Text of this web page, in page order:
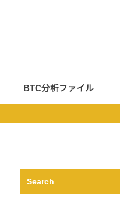
BTC分析ファイル
Search